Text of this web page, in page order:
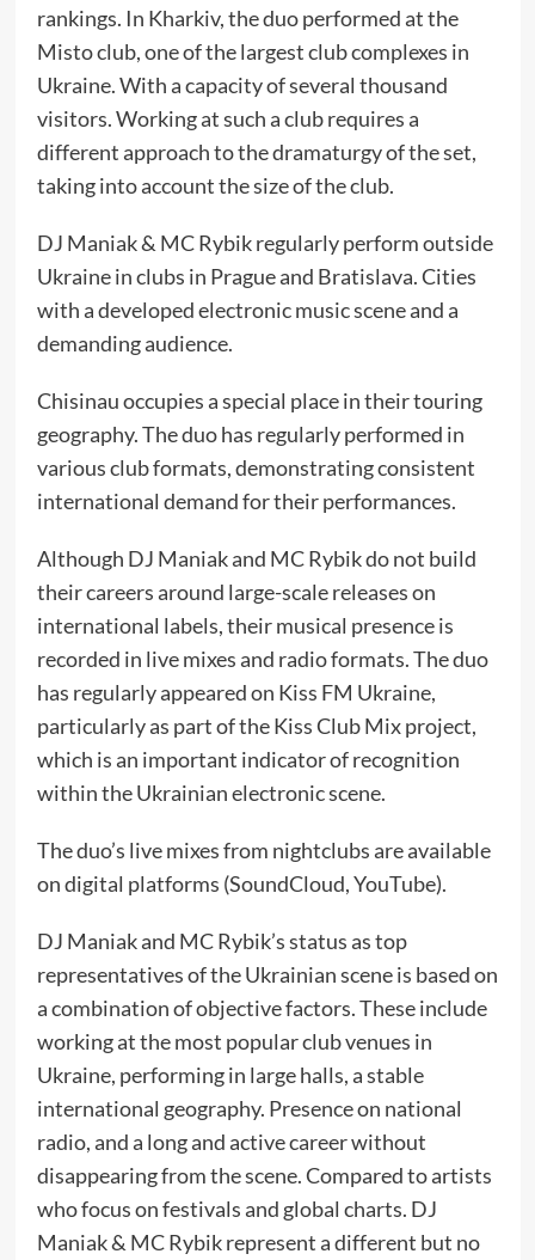
rankings. In Kharkiv, the duo performed at the
Misto club, one of the largest club complexes in
Ukraine. With a capacity of several thousand
visitors. Working at such a club requires a
different approach to the dramaturgy of the set,
taking into account the size of the club.
DJ Maniak & MC Rybik regularly perform outside
Ukraine in clubs in Prague and Bratislava. Cities
with a developed electronic music scene and a
demanding audience.
Chisinau occupies a special place in their touring
geography. The duo has regularly performed in
various club formats, demonstrating consistent
international demand for their performances.
Although DJ Maniak and MC Rybik do not build
their careers around large-scale releases on
international labels, their musical presence is
recorded in live mixes and radio formats. The duo
has regularly appeared on Kiss FM Ukraine,
particularly as part of the Kiss Club Mix project,
which is an important indicator of recognition
within the Ukrainian electronic scene.
The duo’s live mixes from nightclubs are available
on digital platforms (SoundCloud, YouTube).
DJ Maniak and MC Rybik’s status as top
representatives of the Ukrainian scene is based on
a combination of objective factors. These include
working at the most popular club venues in
Ukraine, performing in large halls, a stable
international geography. Presence on national
radio, and a long and active career without
disappearing from the scene. Compared to artists
who focus on festivals and global charts. DJ
Maniak & MC Rybik represent a different but no